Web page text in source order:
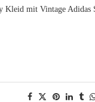
Kleid mit Vintage Adidas